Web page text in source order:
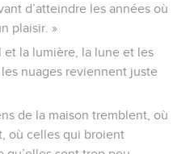
d’atteindre les années où
plaisir. »
et la lumière, la lune et les
nuages reviennent juste
de la maison tremblent, où
où celles qui broient